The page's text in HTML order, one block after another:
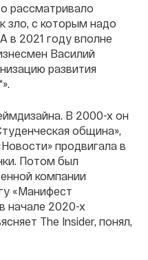
рассматривало
зло, с которым надо
в 2021 году вполне
Василий
развития
В 2000-х он
община»,
продвигала в
Потом был
компании
«Манифест
начале 2020-х
The Insider, понял,